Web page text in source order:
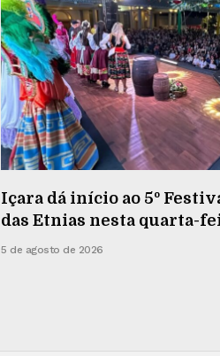
Içara dá início ao 5º
das Etnias nesta quarta-
5 de agosto de 2026